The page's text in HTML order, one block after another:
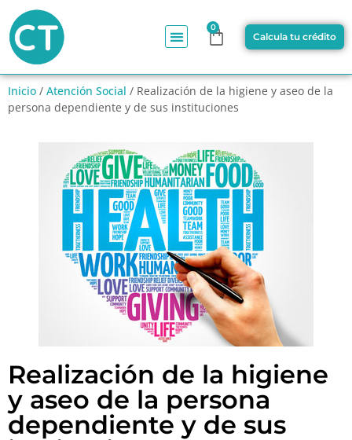
0
Calcula tu crédito
Inicio / Atención Social / Realización de la higiene y aseo de la
persona dependiente y de sus instituciones
Realización de la higiene
y aseo de la persona
dependiente y de sus